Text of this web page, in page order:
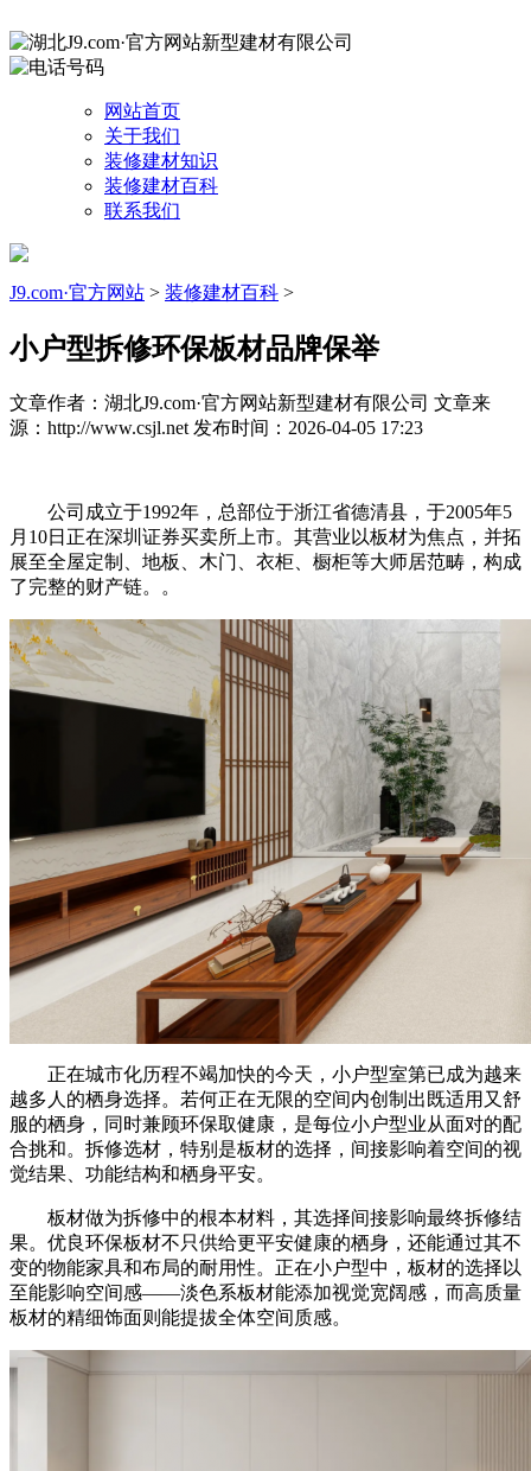
网站首页
关于我们
装修建材知识
装修建材百科
联系我们
J9.com·官方网站 > 装修建材百科 >
小户型拆修环保板材品牌保举
文章作者：湖北J9.com·官方网站新型建材有限公司 文章来
源：http://www.csjl.net 发布时间：2026-04-05 17:23
公司成立于1992年，总部位于浙江省德清县，于2005年5
月10日正在深圳证券买卖所上市。其营业以‌板材为焦点‌，并拓
展至‌全屋定制、地板、木门、衣柜、橱柜‌等大师居范畴，构成
了完整的财产链。‌‌。
正在城市化历程不竭加快的今天，小户型室第已成为越来
越多人的栖身选择。若何正在无限的空间内创制出既适用又舒
服的栖身，同时兼顾环保取健康，是每位小户型业从面对的配
合挑和。拆修选材，特别是板材的选择，间接影响着空间的视
觉结果、功能结构和栖身平安。
板材做为拆修中的根本材料，其选择间接影响最终拆修结
果。优良环保板材不只供给更平安健康的栖身，还能通过其不
变的物能家具和布局的耐用性。正在小户型中，板材的选择以
至能影响空间感——淡色系板材能添加视觉宽阔感，而高质量
板材的精细饰面则能提拔全体空间质感。